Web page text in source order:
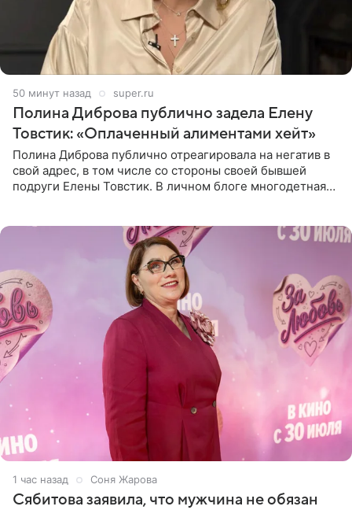
50 минут назад super.ru
Полина Диброва публично задела Елену
Товстик: «Оплаченный алиментами хейт»
Полина Диброва публично отреагировала на негатив в
свой адрес, в том числе со стороны своей бывшей
подруги Елены Товстик. В личном блоге многодетная
1 час назад Соня Жарова
Сябитова заявила, что мужчина не обязан